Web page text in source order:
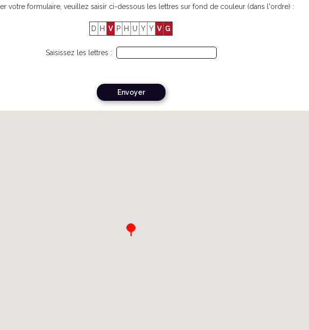
votre formulaire, veuillez saisir ci-dessous les lettres sur fond de couleur (dans l'ordre) :
D H V P H U Y Y V G
Saisissez les lettres :